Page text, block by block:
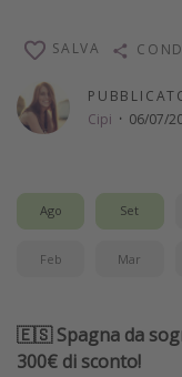
Cipi · 06/07/
SALVA
Ago Set
Feb Mar
🇪🇸 Spagna da
300€ di sconto!